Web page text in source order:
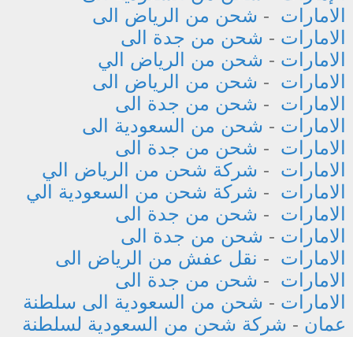
الامارات - شحن من الرياض الى
الامارات - شحن من جدة الى
الامارات - شحن من الرياض الي
الامارات - شحن من الرياض الى
الامارات - شحن من جدة الى
الامارات - شحن من السعودية الى
الامارات - شحن من جدة الى
الامارات - شركة شحن من الرياض الي
الامارات - شركة شحن من السعودية الي
الامارات - شحن من جدة الى
الامارات - شحن من جدة الى
الامارات - نقل عفش من الرياض الى
الامارات - شحن من جدة الى
الامارات - شحن من السعودية الى سلطنة
عمان - شركة شحن من السعودية لسلطنة